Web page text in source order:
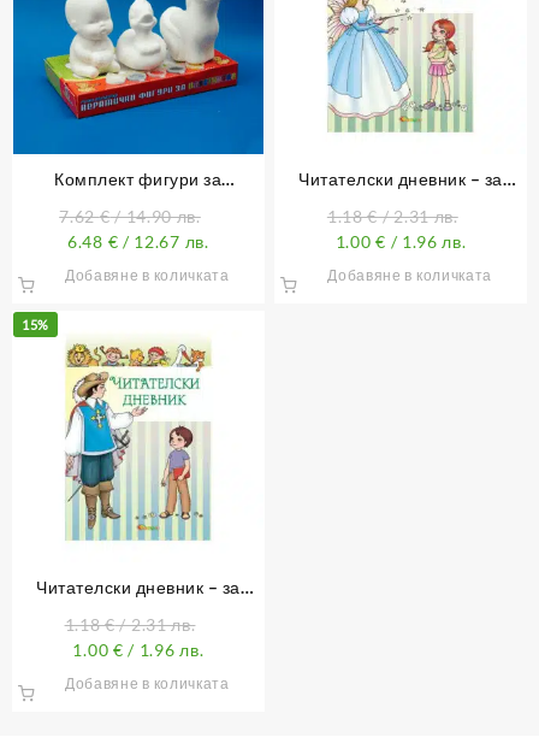
Комплект фигури за
7.62€/ 14.90 лв.
6.48 € / 12.67 лв.
Добавяне в количката
Читателски дневник – за
1.18€/ 2.31 лв.
1.00€ / 1.96 лв.
Добавяне в количката
15%
Читателски дневник – за
1.18€/ 2.31 лв.
1.00 € / 1.96 лв.
Добавяне в количката